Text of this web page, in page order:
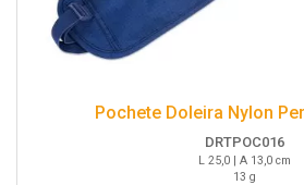
Pochete Doleira Nylon
DRTPOC016
L 25,0 | A 13,0 cm
13 g